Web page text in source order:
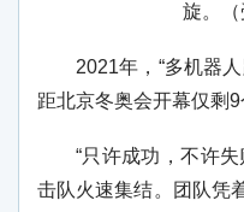
旋。（
2021年，“多机器
距北京冬奥会开幕仅剩9
“只许成功，不许
击队火速集结。团队凭